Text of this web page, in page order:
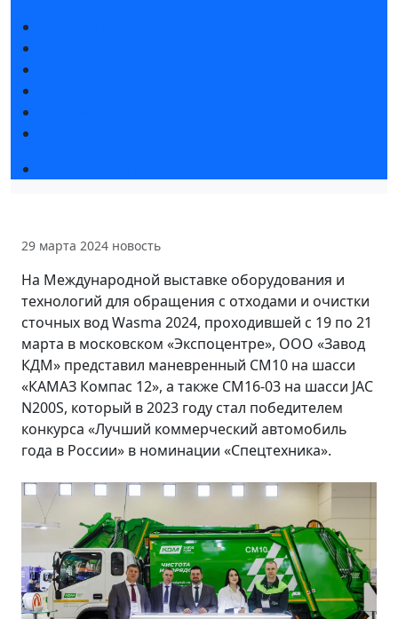
29 марта 2024 новость
На Международной выставке оборудования и
технологий для обращения с отходами и очистки
сточных вод Wasma 2024, проходившей с 19 по 21
марта в московском «Экспоцентре», ООО «Завод
КДМ» представил маневренный СМ10 на шасси
«КАМАЗ Компас 12», а также СМ16-03 на шасси JAC
N200S, который в 2023 году стал победителем
конкурса «Лучший коммерческий автомобиль
года в России» в номинации «Спецтехника».